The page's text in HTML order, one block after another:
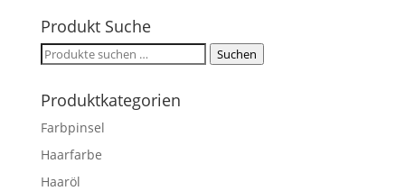
Produkt Suche
Suchen
Suchen
Produktkategorien
Farbpinsel
Haarfarbe
Haaröl